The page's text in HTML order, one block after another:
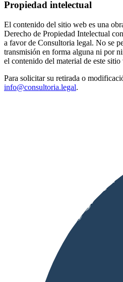
Propiedad intelectual
El contenido del sitio web es una
Derecho de Propiedad Intelectual
a favor de Consultoria legal. No se
transmisión en forma alguna ni por
el contenido del material de este
Para solicitar su retirada o
info@consultoria.legal.